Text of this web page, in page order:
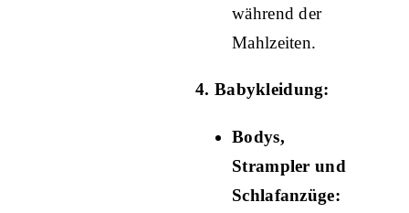
während der
Mahlzeiten.
4. Babykleidung:
Bodys,
Strampler und
Schlafanzüge: